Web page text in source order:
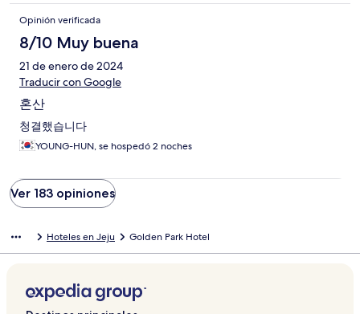
Opinión verificada
8/10 Muy buena
21 de enero de 2024
Traducir con Google
혼산
청결했습니다
YOUNG-HUN, se hospedó 2 noches
Ver 183 opiniones
Hoteles en Jeju Golden Park Hotel